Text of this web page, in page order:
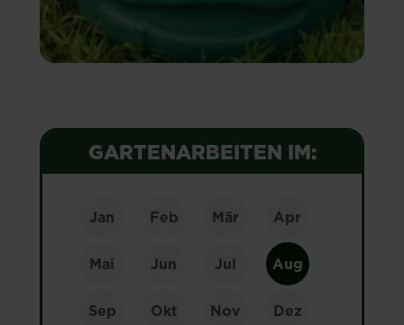
GARTENARBEITEN IM:
Jan Feb Mär Apr
Mai Jun Jul Aug
Sep Okt Nov Dez